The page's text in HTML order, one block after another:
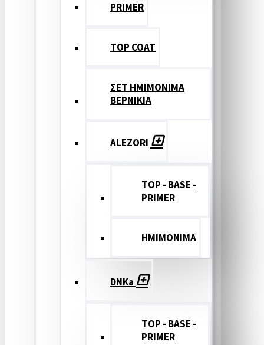
PRIMER
TOP COAT
ΣΕΤ ΗΜΙΜΟΝΙΜΑ
ΒΕΡΝΙΚΙΑ
ALEZORI
TOP - BASE -
PRIMER
ΗΜΙΜΟΝΙΜΑ
DNKa
TOP - BASE -
PRIMER